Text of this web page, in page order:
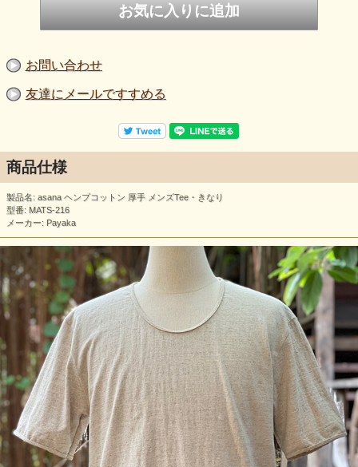
お問い合わせ
友達にメールですすめる
商品仕様
製品名: asana ヘンプコットン 厚手 メンズTee・きなり
型番: MATS-216
メーカー: Payaka